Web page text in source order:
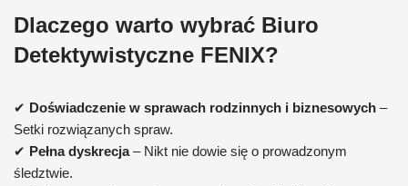
Dlaczego warto wybrać Biuro
Detektywistyczne FENIX?
✔ Doświadczenie w sprawach rodzinnych i biznesowych –
Setki rozwiązanych spraw.
✔ Pełna dyskrecja– Nikt nie dowie się o prowadzonym
śledztwie.